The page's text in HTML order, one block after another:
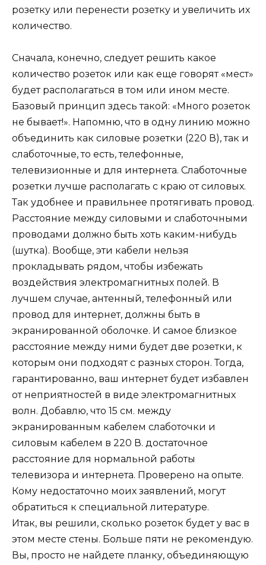
розетку или перенести розетку и увеличить их
количество.
Сначала, конечно, следует решить какое
количество розеток или как еще говорят «мест»
будет располагаться в том или ином месте.
Базовый принцип здесь такой: «Много розеток
не бывает!». Напомню, что в одну линию можно
объединить как силовые розетки (220 В), так и
слаботочные, то есть, телефонные,
телевизионные и для интернета. Слаботочные
розетки лучше располагать с краю от силовых.
Так удобнее и правильнее протягивать провод.
Расстояние между силовыми и слаботочными
проводами должно быть хоть каким-нибудь
(шутка). Вообще, эти кабели нельзя
прокладывать рядом, чтобы избежать
воздействия электромагнитных полей. В
лучшем случае, антенный, телефонный или
провод для интернет, должны быть в
экранированной оболочке. И самое близкое
расстояние между ними будет две розетки, к
которым они подходят с разных сторон. Тогда,
гарантированно, ваш интернет будет избавлен
от неприятностей в виде электромагнитных
волн. Добавлю, что 15 см. между
экранированным кабелем слаботочки и
силовым кабелем в 220 В. достаточное
расстояние для нормальной работы
телевизора и интернета. Проверено на опыте.
Кому недостаточно моих заявлений, могут
обратиться к специальной литературе.
Итак, вы решили, сколько розеток будет у вас в
этом месте стены. Больше пяти не рекомендую.
Вы, просто не найдете планку, объединяющую